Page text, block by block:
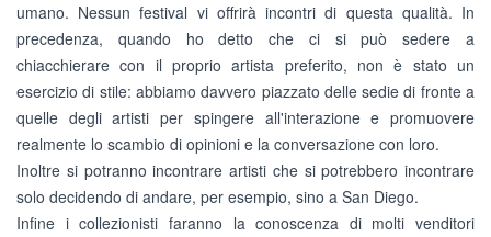
umano. Nessun festival vi offrirà incontri di questa qualità. In
precedenza, quando ho detto che ci si può sedere a
chiacchierare con il proprio artista preferito, non è stato un
esercizio di stile: abbiamo davvero piazzato delle sedie di fronte a
quelle degli artisti per spingere all'interazione e promuovere
realmente lo scambio di opinioni e la conversazione con loro.
Inoltre si potranno incontrare artisti che si potrebbero incontrare
solo decidendo di andare, per esempio, sino a San Diego.
Infine i collezionisti faranno la conoscenza di molti venditori